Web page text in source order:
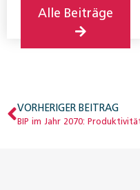
Alle Beiträge
VORHERIGER BEITRAG